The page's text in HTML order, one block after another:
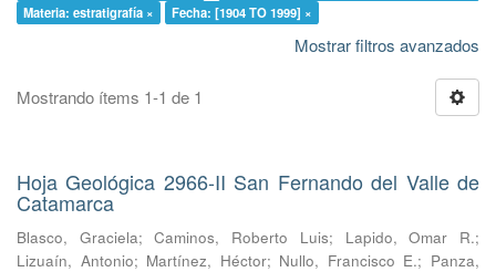
Materia: estratigrafía ×
Fecha: [1904 TO 1999] ×
Mostrar filtros avanzados
Mostrando ítems 1-1 de 1
Hoja Geológica 2966-II San Fernando del Valle de
Catamarca
Blasco, Graciela;Caminos, Roberto Luis; Lapido, Omar R.;
Lizuaín, Antonio; Martínez, Héctor; Nullo, Francisco E.; Panza,